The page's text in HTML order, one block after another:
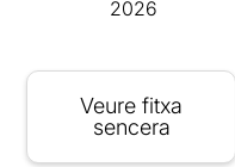
2026
Veure fitxa
sencera